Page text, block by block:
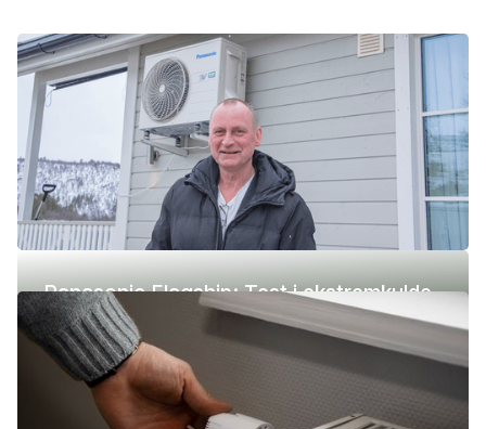
Panasonic Flagship: Test i ekstremkulde
(-42 °C)